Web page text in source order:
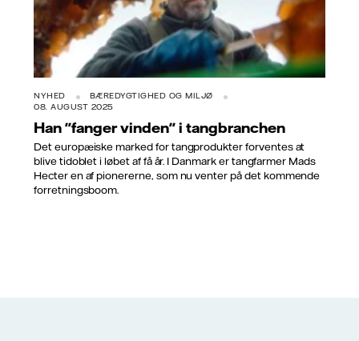
NYHED
BÆREDYGTIGHED OG MILJØ
08. AUGUST 2025
Han "fanger vinden" i tangbranchen
Det europæiske marked for tangprodukter forventes at
blive tidoblet i løbet af få år. I Danmark er tangfarmer Mads
Hecter en af pionererne, som nu venter på det kommende
forretningsboom.